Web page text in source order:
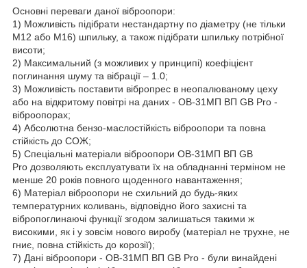
Основні переваги даної віброопори:
1) Можливість підібрати нестандартну по діаметру (не тільки
М12 або М16) шпильку, а також підібрати шпильку потрібної
висоти;
2) Максимальний (з можливих у принципі) коефіцієнт
поглинання шуму та вібрації – 1.0;
3) Можливість поставити вібропрес в неопалюваному цеху
або на відкритому повітрі на даних - ОВ-31МП ВП GB Pro -
віброопорах;
4) Абсолютна бензо-маслостійкість віброопори та повна
стійкість до СОЖ;
5) Спеціальні матеріали віброопори ОВ-31МП ВП GB
Pro дозволяють експлуатувати їх на обладнанні терміном не
менше 20 років повного щоденного навантаження;
6) Матеріал віброопори не схильний до будь-яких
температурних коливань, відповідно його захисні та
вібропоглинаючі функції згодом залишаться такими ж
високими, як і у зовсім нового виробу (матеріал не трухне, не
гниє, повна стійкість до корозії);
7) Дані віброопори - ОВ-31МП ВП GB Pro - були винайдені